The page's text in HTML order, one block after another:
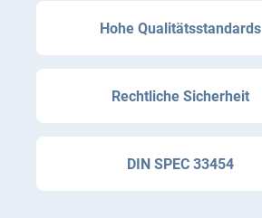
Hohe Qualitätsstandards
Rechtliche Sicherheit
DIN SPEC 33454